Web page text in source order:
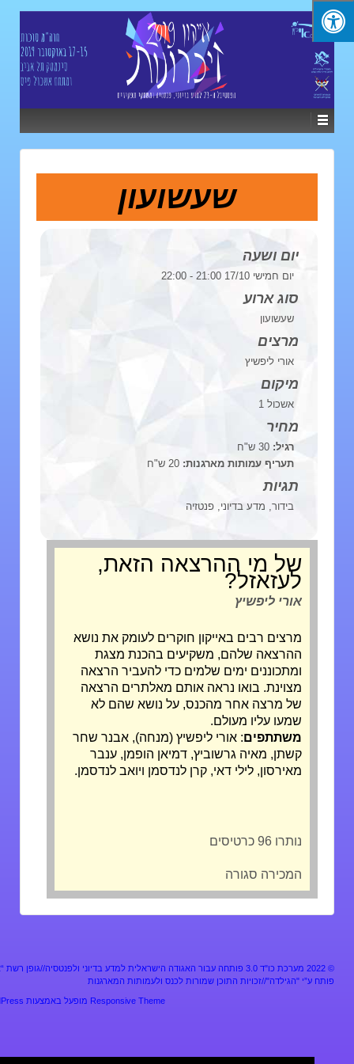
שעשועון
יום ושעה
יום חמישי 17/10 21:00 - 22:00
סוג ארוע
מרצים
אורי ליפשיץ
תעריף עמותות מארגנות:20 ש"ח
בידור, מדע בדיוני, פנטזיה
של מי ההרצאה הזאת,
לעזאזל?
אורי ליפשיץ
מרצים רבים באייקון חוקרים לעומק את נושא
ההרצאה שלהם, משקיעים בהכנת מצגת
ומתכוננים ימים שלמים כדי להעביר הרצאה
מצוינת. בואו נראה אותם מאלתרים הרצאה
של מרצה אחר מהכנס, על נושא שהם לא
שמעו עליו מעולם.
משתתפים: אורי ליפשיץ (מנחה), אבנר שחר
קשתן, מאיה גרשוביץ, דמיאן הופמן, ענבר
מאירסון, לילי דאי, קרן לנדסמן ויואב לנדסמן.
המכירה סגורה
מערכת כו"ד 3.0 פותחה עבור האגודה הישראלית למדע בדיוני ולפנטסיה//גופן רשת “אלף”
"הגילדה"//זכויות התוכן שמורות לכנס ולעמותות המארגנות
Responsive Themeמופעל באמצעות WordPress